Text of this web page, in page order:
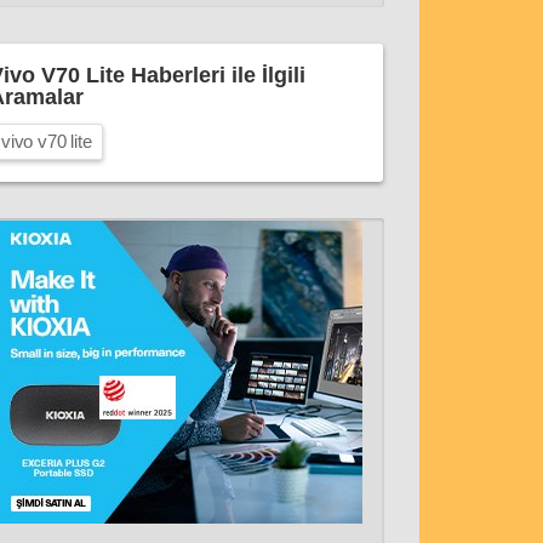
V70 Lite Haberleri ile İlgili
vivo v70 lite